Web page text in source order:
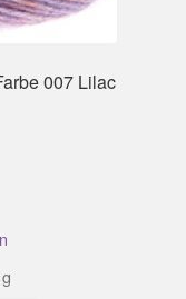
007 Lilac
g